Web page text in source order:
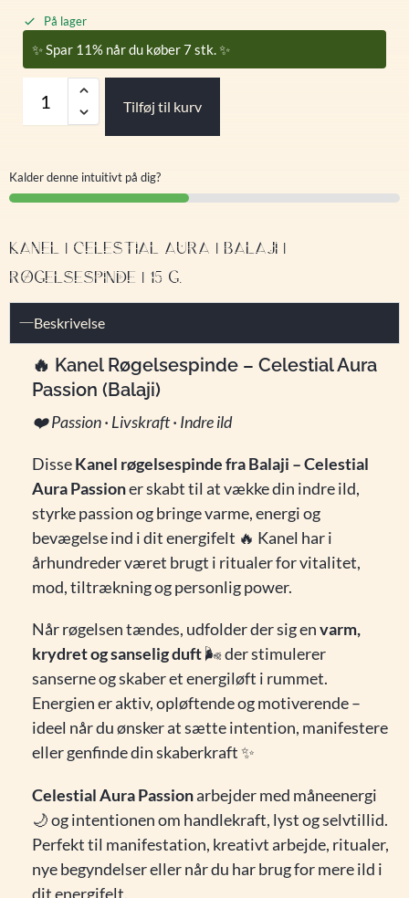
På lager
✨ Spar 11% når du køber 7 stk. ✨
Tilføj til kurv
Kalder denne intuitivt på dig?
KANEL | CELESTIAL AURA | BALAJI |
RØGELSESPINDE | 15 G.
Beskrivelse
🔥 Kanel Røgelsespinde – Celestial Aura
Passion (Balaji)
❤️ Passion · Livskraft · Indre ild
DisseKanel røgelsespinde fra Balaji – Celestial
Aura Passioner skabt til at vække din indre ild,
styrke passion og bringe varme, energi og
bevægelse ind i dit energifelt 🔥 Kanel har i
århundreder været brugt i ritualer for vitalitet,
mod, tiltrækning og personlig power.
Når røgelsen tændes, udfolder der sig envarm,
krydret og sanselig duft🌬️ der stimulerer
sanserne og skaber et energiløft i rummet.
Energien er aktiv, opløftende og motiverende –
ideel når du ønsker at sætte intention, manifestere
eller genfinde din skaberkraft ✨
Celestial Aura Passionarbejder med måneenergi
🌙 og intentionen om handlekraft, lyst og selvtillid.
Perfekt til manifestation, kreativt arbejde, ritualer,
nye begyndelser eller når du har brug for mere ild i
dit energifelt.